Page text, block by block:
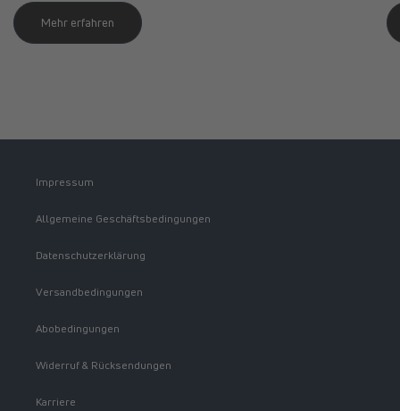
Mehr erfahren
Impressum
Allgemeine Geschäftsbedingungen
Datenschutzerklärung
Versandbedingungen
Abobedingungen
Widerruf & Rücksendungen
Karriere